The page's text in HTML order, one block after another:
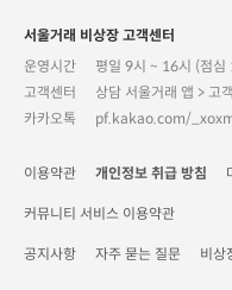
서울거래 비상장 고객센터
운영시간
평일 9시 ~ 16시 (점심
고객센터
상담 서울거래 앱 > 고
카카오톡
pf.kakao.com/
이용약관 개인정보 취급 방침
커뮤니티 서비스 이용약관
공지사항 자주 묻는 질문 비상